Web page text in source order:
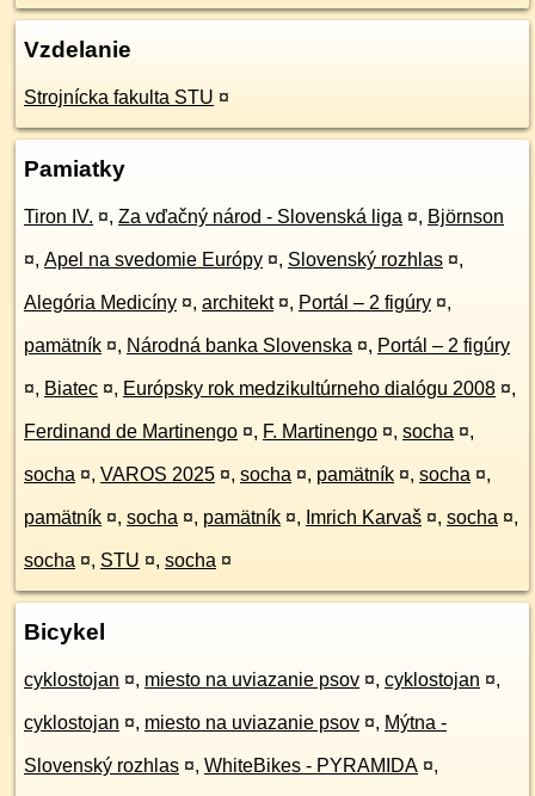
Vzdelanie
Strojnícka fakulta STU ¤
Pamiatky
Tiron IV. ¤, Za vďačný národ - Slovenská liga ¤, Björnson
¤, Apel na svedomie Európy ¤, Slovenský rozhlas ¤,
Alegória Medicíny ¤, architekt ¤, Portál – 2 figúry ¤,
pamätník ¤, Národná banka Slovenska ¤, Portál – 2 figúry
¤, Biatec ¤, Európsky rok medzikultúrneho dialógu 2008 ¤,
Ferdinand de Martinengo ¤, F. Martinengo ¤, socha ¤,
socha ¤, VAROS 2025 ¤, socha ¤, pamätník ¤, socha ¤,
pamätník ¤, socha ¤, pamätník ¤, Imrich Karvaš ¤, socha ¤,
socha ¤, STU ¤, socha ¤
Bicykel
cyklostojan ¤, miesto na uviazanie psov ¤, cyklostojan ¤,
cyklostojan ¤, miesto na uviazanie psov ¤, Mýtna -
Slovenský rozhlas ¤, WhiteBikes - PYRAMIDA ¤,